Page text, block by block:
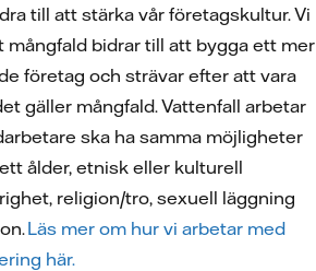
till att stärka vår företagskultur. Vi
mångfald bidrar till att bygga ett mer
företag och strävar efter att vara
gäller mångfald. Vattenfall arbetar
ska ha samma möjligheter
ålder, etnisk eller kulturell
religion/tro, sexuell läggning
Läs mer om hur vi arbetar med
här.